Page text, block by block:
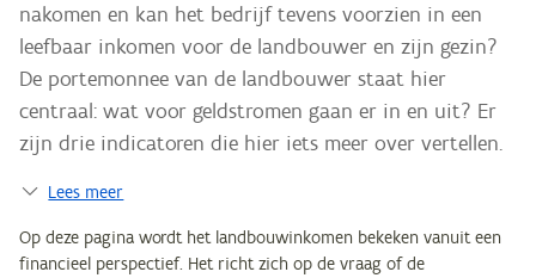
nakomen en kan het bedrijf tevens voorzien in een
leefbaar inkomen voor de landbouwer en zijn gezin?
De portemonnee van de landbouwer staat hier
centraal: wat voor geldstromen gaan er in en uit? Er
zijn drie indicatoren die hier iets meer over vertellen.
Lees meer
Op deze pagina wordt het landbouwinkomen bekeken vanuit een
financieel perspectief. Het richt zich op de vraag of de